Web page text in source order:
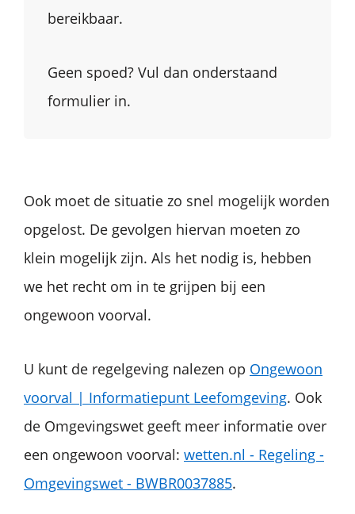
bereikbaar.
Geen spoed? Vul dan onderstaand
formulier in.
Ook moet de situatie zo snel mogelijk worden
opgelost. De gevolgen hiervan moeten zo
klein mogelijk zijn. Als het nodig is, hebben
we het recht om in te grijpen bij een
ongewoon voorval.
U kunt de regelgeving nalezen op Ongewoon
voorval | Informatiepunt Leefomgeving. Ook
de Omgevingswet geeft meer informatie over
een ongewoon voorval: wetten.nl - Regeling -
Omgevingswet - BWBR0037885.